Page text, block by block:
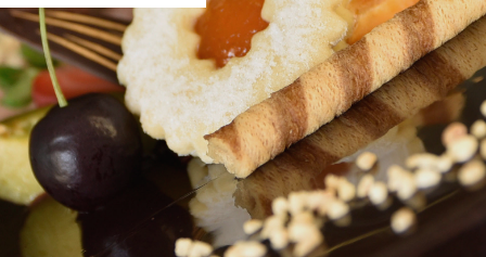
Rabóczky kávé 7
Home Portfolio items / Rabóczky kávé 7